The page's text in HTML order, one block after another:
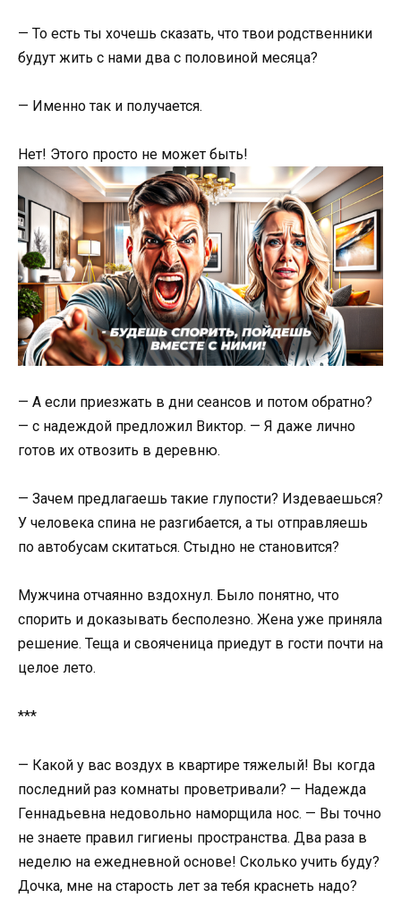
— То есть ты хочешь сказать, что твои родственники
будут жить с нами два с половиной месяца?
— Именно так и получается.
Нет! Этого просто не может быть!
— А если приезжать в дни сеансов и потом обратно?
— с надеждой предложил Виктор. — Я даже лично
готов их отвозить в деревню.
— Зачем предлагаешь такие глупости? Издеваешься?
У человека спина не разгибается, а ты отправляешь
по автобусам скитаться. Стыдно не становится?
Мужчина отчаянно вздохнул. Было понятно, что
спорить и доказывать бесполезно. Жена уже приняла
решение. Теща и свояченица приедут в гости почти на
целое лето.
***
— Какой у вас воздух в квартире тяжелый! Вы когда
последний раз комнаты проветривали? — Надежда
Геннадьевна недовольно наморщила нос. — Вы точно
не знаете правил гигиены пространства. Два раза в
неделю на ежедневной основе! Сколько учить буду?
Дочка, мне на старость лет за тебя краснеть надо?